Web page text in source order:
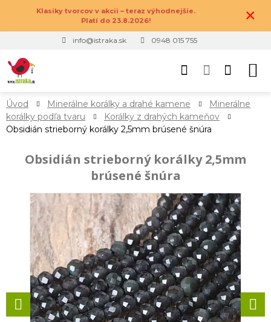
Klasiky tvorcov v akcii – teraz výhodnejšie.
Platí do 23.8.2026!
×
info@istraka.sk 0948 015 755
Úvod Minerálne korálky a drahé kamene
Minerálne
korálky podľa tvaru
Korálky z drahých kameňov
Obsidián strieborný korálky 2,5mm brúsené šnúra
Obsidián strieborný korálky 2,5mm
brúsené šnúra